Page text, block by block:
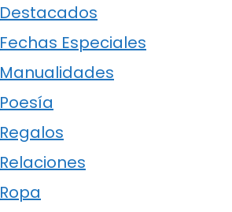
Destacados
Fechas Especiales
Manualidades
Poesía
Regalos
Relaciones
Ropa